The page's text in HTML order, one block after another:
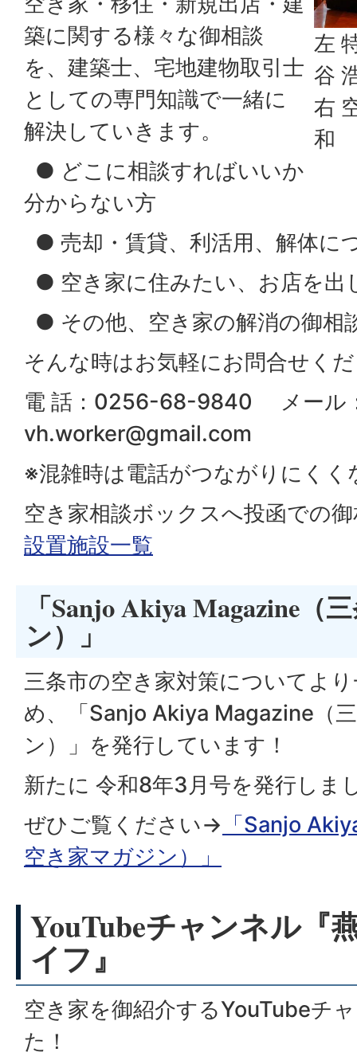
左
谷
右
和
築に関する様々な御相談
を、建築士、宅地建物取引士
としての専門知識で一緒に
解決していきます。
● どこに相談すればいいか
分からない方
● 売却・賃貸、利活用、解体に
● 空き家に住みたい、お店を出
● その他、空き家の解消の御相
そんな時はお気軽にお問合せく
電 話：0256-68-9840 メール
vh.worker@gmail.com
※混雑時は電話がつながりにくく
空き家相談ボックスへ投函での
設置施設一覧
「Sanjo Akiya Magazine（
ン）」
三条市の空き家対策についてよ
め、「Sanjo Akiya Magazine（
ン）」を発行しています！
新たに 令和8年3月号を発行しま
ぜひご覧ください→ 「Sanjo
空き家マガジン）」
YouTubeチャンネル『
イフ』
空き家を御紹介するYouTubeチ
た！